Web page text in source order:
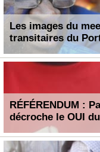
Les images du
transitaires du
RÉFÉRENDUM :
décroche le OUI